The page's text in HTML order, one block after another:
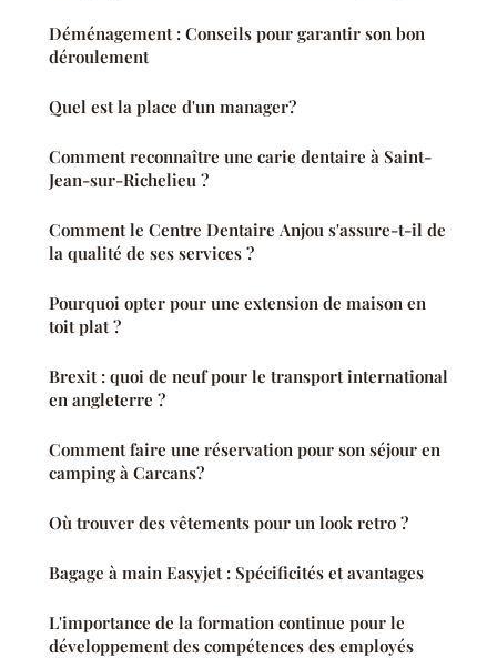
Déménagement : Conseils pour garantir son bon
déroulement
Quel est la place d'un manager?
Comment reconnaître une carie dentaire à Saint-
Jean-sur-Richelieu ?
Comment le Centre Dentaire Anjou s'assure-t-il de
la qualité de ses services ?
Pourquoi opter pour une extension de maison en
toit plat ?
Brexit : quoi de neuf pour le transport international
en angleterre ?
Comment faire une réservation pour son séjour en
camping à Carcans?
Où trouver des vêtements pour un look retro ?
Bagage à main Easyjet : Spécificités et avantages
L'importance de la formation continue pour le
développement des compétences des employés